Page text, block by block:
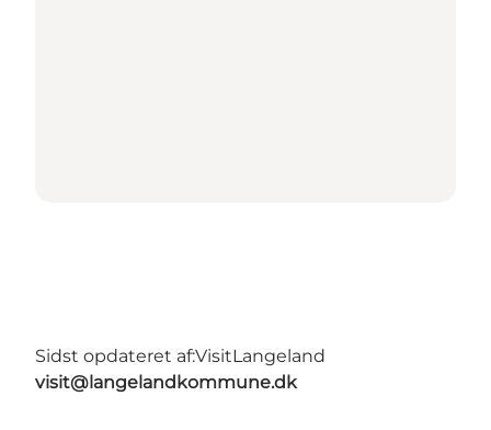
Sidst opdateret af:VisitLangeland
visit@langelandkommune.dk